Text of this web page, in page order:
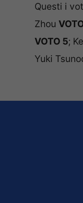
Questi i
Zhou
VOTO 5;
Yuki